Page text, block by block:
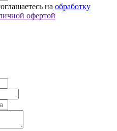
на обработку
офертой